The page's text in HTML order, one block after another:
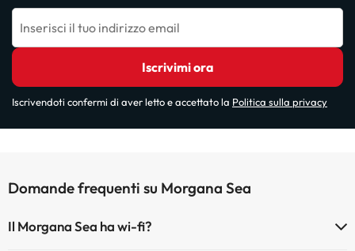
Inserisci il tuo indirizzo email
Iscrivimi ora
Iscrivendoti confermi di aver letto e accettato la Politica sulla privacy
Domande frequenti su Morgana Sea
Il Morgana Sea ha wi-fi?